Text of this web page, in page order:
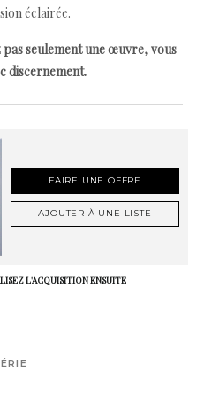
éclairée.
seulement une œuvre, vous
discernement.
FAIRE UNE OFFRE
AJOUTER À UNE LISTE
L'ACQUISITION ENSUITE